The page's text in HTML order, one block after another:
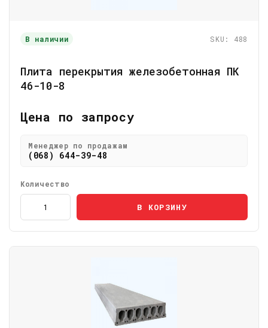
В наличии SKU: 488
Плита перекрытия железобетонная ПК
46-10-8
Цена по запросу
Менеджер по продажам
(068) 644-39-48
Количество
В КОРЗИНУ